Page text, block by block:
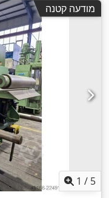
מודעה קטנה
1 / 5